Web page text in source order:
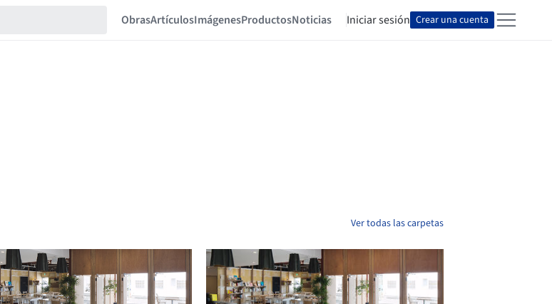
ObrasArtículosImágenesProductosNoticias Iniciar sesión Crear una cuenta
Ver todas las carpetas